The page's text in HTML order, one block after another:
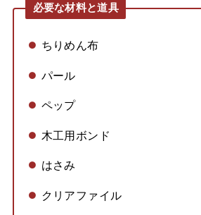
必要な材料と道具
ちりめん布
パール
ペップ
木工用ボンド
はさみ
クリアファイル